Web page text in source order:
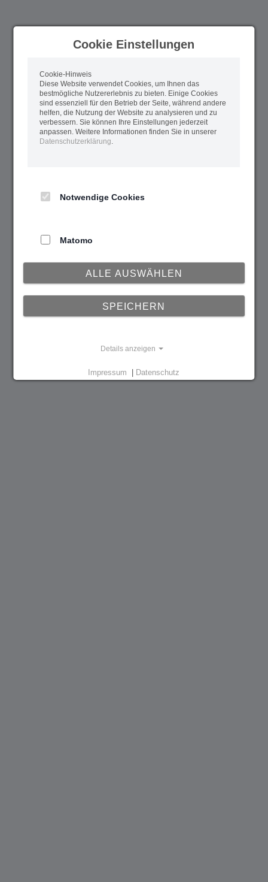
Cookie Einstellungen
Cookie-Hinweis
Diese Website verwendet Cookies, um Ihnen das
bestmögliche Nutzererlebnis zu bieten. Einige Cookies
sind essenziell für den Betrieb der Seite, während andere
helfen, die Nutzung der Website zu analysieren und zu
verbessern. Sie können Ihre Einstellungen jederzeit
anpassen. Weitere Informationen finden Sie in unserer
Datenschutzerklärung.
Notwendige Cookies
Matomo
ALLE AUSWÄHLEN
SPEICHERN
Details anzeigen
Impressum Datenschutz